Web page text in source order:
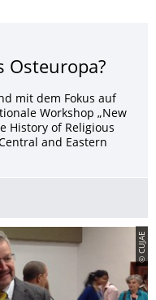
Osteuropa?
mit dem Fokus auf
Workshop „New
History of Religious
and Eastern
© CUJAE